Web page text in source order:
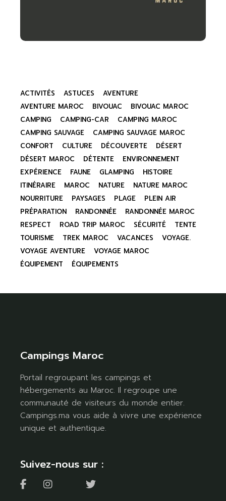
ACTIVITÉS ASTUCES
AVENTURE
AVENTURE MAROC
BIVOUAC
BIVOUAC MAROC
CAMPING
CAMPING-CAR
CAMPING MAROC
CAMPING SAUVAGE
CAMPING SAUVAGE MAROC
CONFORT
CULTURE DÉCOUVERTE
DÉSERT
DÉSERT MAROC
DÉTENTE
ENVIRONNEMENT
EXPÉRIENCE
FAUNE GLAMPING
HISTOIRE
ITINÉRAIRE
MAROC NATURE
NATURE MAROC
NOURRITURE
PAYSAGES PLAGE
PLEIN AIR
PRÉPARATION
RANDONNÉE
RANDONNÉE MAROC
RESPECT
ROAD TRIP MAROC SÉCURITÉ
TENTE
TOURISME
TREK MAROC VACANCES
VOYAGE.
VOYAGE AVENTURE
VOYAGE MAROC
ÉQUIPEMENT
ÉQUIPEMENTS
Campings Maroc
Portail regroupant les campings et
hébergements au Maroc. Il regroupe une
communauté de visiteurs du monde entier.
Campings.ma vous aide à vivre une expérience
unique et authentique.
Suivez-nous sur :